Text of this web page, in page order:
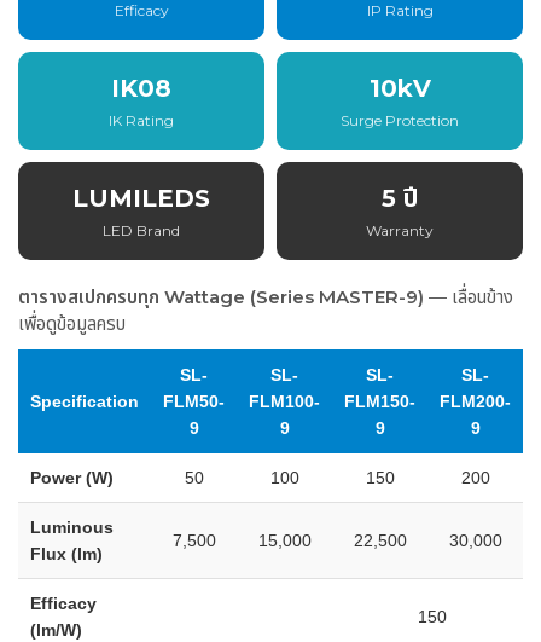
Efficacy IP Rating
IK08
IK Rating
10kV
Surge Protection
LUMILEDS
LED Brand
5 ปี
Warranty
ตารางสเปกครบทุก Wattage (Series MASTER-9) — เลื่อนข้าง
เพื่อดูข้อมูลครบ
Specification
SL-
FLM50-
9
SL-
FLM100-
9
SL-
FLM150-
9
SL-
FLM200-
9
Power (W) 50 100 150 200
Luminous
Flux (lm)
7,500 15,000 22,500 30,000
Efficacy
(lm/W)
150